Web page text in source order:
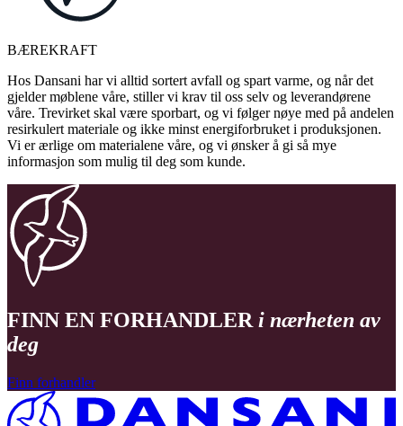
BÆREKRAFT
Hos Dansani har vi alltid sortert avfall og spart varme, og når det
gjelder møblene våre, stiller vi krav til oss selv og leverandørene
våre. Trevirket skal være sporbart, og vi følger nøye med på andelen
resirkulert materiale og ikke minst energiforbruket i produksjonen.
Vi er ærlige om materialene våre, og vi ønsker å gi så mye
informasjon som mulig til deg som kunde.
FINN EN FORHANDLER i nærheten av
deg
Finn forhandler